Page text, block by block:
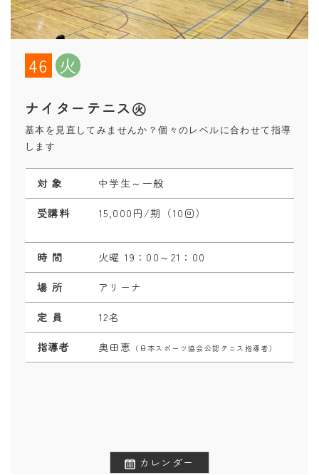
46 火
ナイターテニス㊋
基本を見直してみませんか？個々のレベルに合わせて指導
します
対 象 中学生～一般
受講料 15,000円/期（10回）
時 間 火曜 19：0 0～21 ：00
場 所 アリーナ
定 員 12名
指導者 奥田恵 （日本スポーツ協会公認テニス指導者）
カレンダー